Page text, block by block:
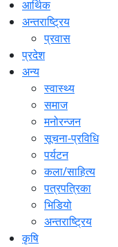
आर्थिक
अन्तराष्ट्रिय
प्रवास
प्रदेश
अन्य
स्वास्थ्य
समाज
मनोरन्जन
सूचना-प्रविधि
पर्यटन
कला/साहित्य
पत्रपत्रिका
भिडियो
अन्तराष्ट्रिय
कृषि